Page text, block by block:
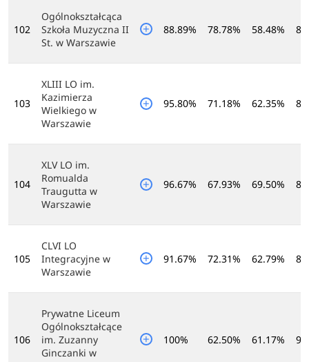
102
Ogólnokształcąca
Szkoła Muzyczna II
St. w Warszawie
88.89% 78.78% 58.48%
103
XLIII LO im.
Kazimierza
Wielkiego w
Warszawie
95.80% 71.18% 62.35%
104
XLV LO im.
Romualda
Traugutta w
Warszawie
96.67% 67.93% 69.50%
105
CLVI LO
Integracyjne w
Warszawie
91.67% 72.31% 62.79%
106
Prywatne Liceum
Ogólnokształcące
im. Zuzanny
Ginczanki w
100% 62.50% 61.17%